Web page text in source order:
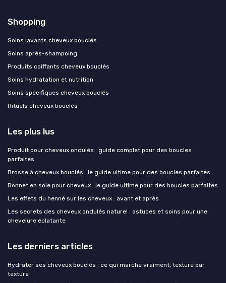
Shopping
Soins lavants cheveux bouclés
Soins après-shampoing
Produits coiffants cheveux bouclés
Soins hydratation et nutrition
Soins spécifiques cheveux bouclés
Rituels cheveux bouclés
Les plus lus
Produit pour cheveux ondulés : guide complet pour des boucles
parfaites
Brosse à cheveux bouclés : le guide ultime pour des boucles parfaites
Bonnet en soie pour cheveux : le guide ultime pour des boucles parfaites
Les effets du henné sur les cheveux : avant et après
Les secrets des cheveux ondulés naturel : astuces et soins pour une
chevelure éclatante
Les derniers articles
Hydrater ses cheveux bouclés : ce qui marche vraiment, texture par
texture